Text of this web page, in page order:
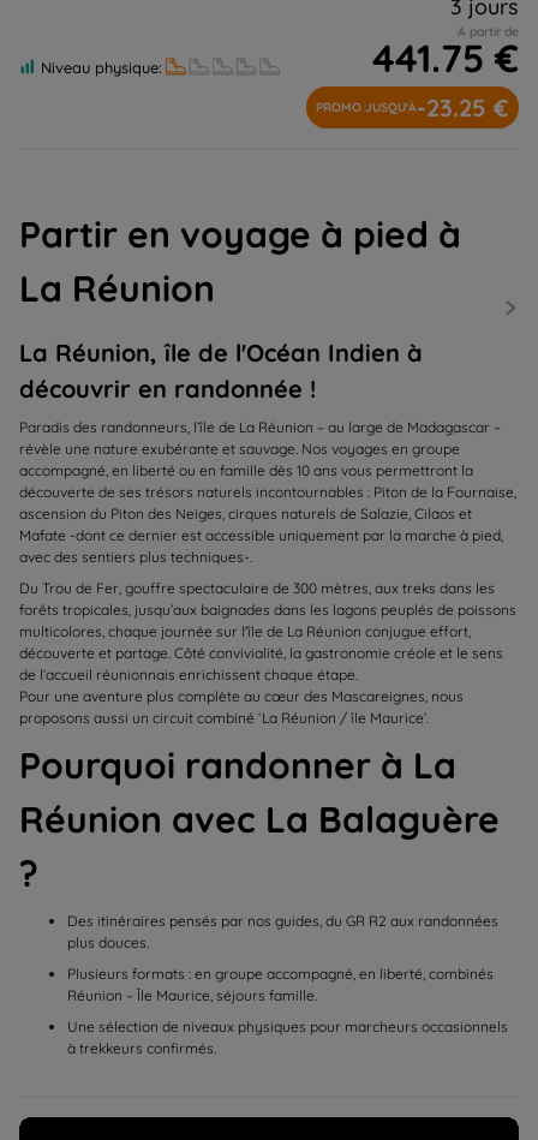
Niveau physique:
3 jours
A partir de
441.75 €
PROMO JUSQU'À-23.25 €
Partir en voyage à pied à
La Réunion
La Réunion, île de l'Océan Indien à
découvrir en randonnée !
Paradis des randonneurs, l’île de La Réunion – au large de Madagascar –
révèle une nature exubérante et sauvage. Nos voyages en groupe
accompagné, en liberté ou en famille dès 10 ans vous permettront la
découverte de ses trésors naturels incontournables : Piton de la Fournaise,
ascension du Piton des Neiges, cirques naturels de Salazie, Cilaos et
Mafate -dont ce dernier est accessible uniquement par la marche à pied,
avec des sentiers plus techniques-.
Du Trou de Fer, gouffre spectaculaire de 300 mètres, aux treks dans les
forêts tropicales, jusqu’aux baignades dans les lagons peuplés de poissons
multicolores, chaque journée sur l'île de La Réunion conjugue effort,
découverte et partage. Côté convivialité, la gastronomie créole et le sens
de l’accueil réunionnais enrichissent chaque étape.
Pour une aventure plus complète au cœur des Mascareignes, nous
proposons aussi un circuit combiné ‘La Réunion / île Maurice’.
Pourquoi randonner à La
Réunion avec La Balaguère
?
Des itinéraires pensés par nos guides, du GR R2 aux randonnées
plus douces.
Plusieurs formats : en groupe accompagné, en liberté, combinés
Réunion – Île Maurice, séjours famille.
Une sélection de niveaux physiques pour marcheurs occasionnels
à trekkeurs confirmés.